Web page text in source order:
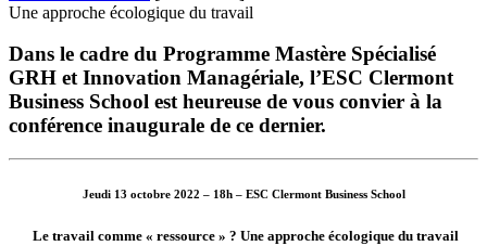
Une approche écologique du travail
Dans le cadre du Programme Mastère Spécialisé
GRH et Innovation Managériale, l’ESC Clermont
Business School est heureuse de vous convier à la
conférence inaugurale de ce dernier.
Jeudi 13 octobre 2022 – 18h – ESC Clermont Business School
Le travail comme « ressource » ? Une approche écologique du travail